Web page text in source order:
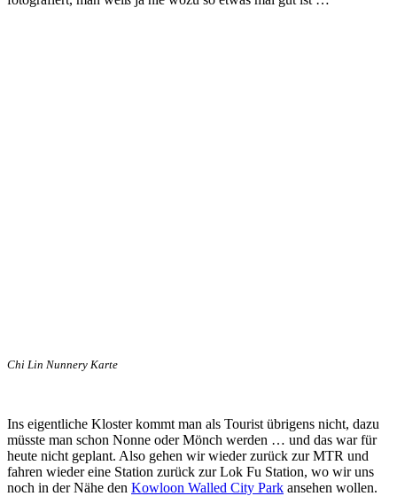
Chi Lin Nunnery Karte
Ins eigentliche Kloster kommt man als Tourist übrigens nicht, dazu
müsste man schon Nonne oder Mönch werden … und das war für
heute nicht geplant. Also gehen wir wieder zurück zur MTR und
fahren wieder eine Station zurück zur Lok Fu Station, wo wir uns
noch in der Nähe den Kowloon Walled City Park ansehen wollen.